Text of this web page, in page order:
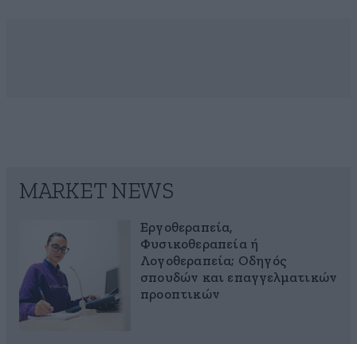
MARKET NEWS
Εργοθεραπεία,
Φυσικοθεραπεία ή
Λογοθεραπεία; Οδηγός
σπουδών και επαγγελματικών
προοπτικών